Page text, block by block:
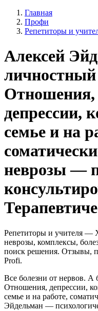
Главная
Профи
Репетиторы и
Алексей
личностный
Отношения,
депрессии,
семье и на
неврозы —
Репетиторы и учителя —
неврозы, комплексы,
поиск решения. Отзывы,
Profi.
Все болезни от нервов. А
Отношения, депрессии,
семье и на работе,
Эйдельман —